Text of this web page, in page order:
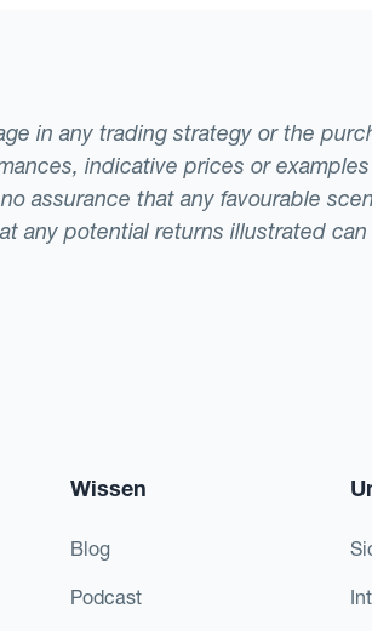
in any trading strategy or the
indicative prices or
assurance that any favourable
any potential returns illustrated
Wissen
Blog
Podcast